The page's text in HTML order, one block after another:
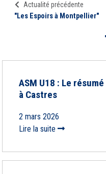
Actualité précédente
"Les Espoirs à Montpellier"
ASM U18 : Le
à Castres
2 mars 2026
Lire la suite